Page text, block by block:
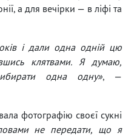
а для вечірки — в ліфі та
і дали одна одній цю
клятвами. Я думаю,
одна одну», —
фотографію своєї сукні
не передати, що я